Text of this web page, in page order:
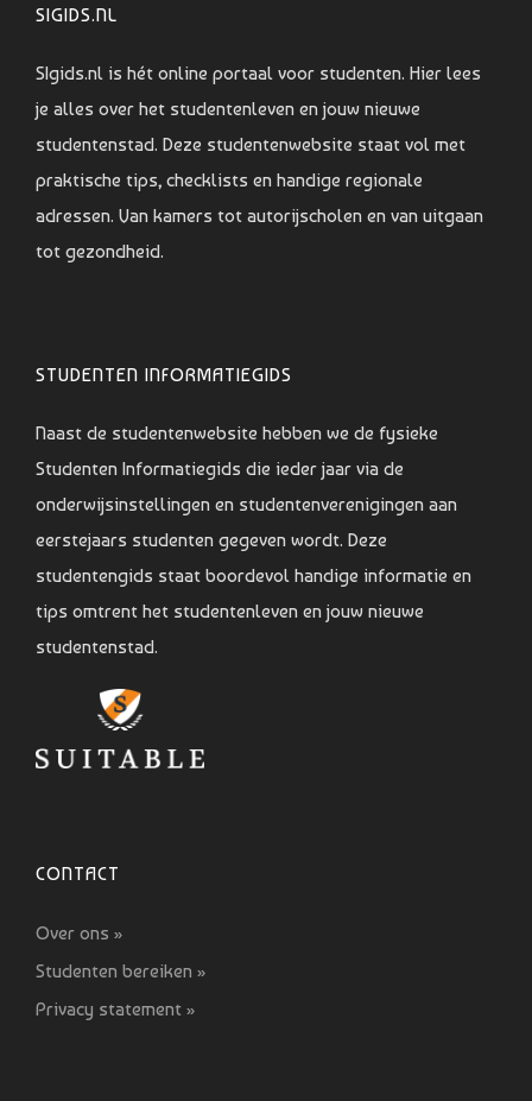
SIGIDS.NL
SIgids.nl is hét online portaal voor studenten. Hier lees
je alles over het studentenleven en jouw nieuwe
studentenstad. Deze studentenwebsite staat vol met
praktische tips, checklists en handige regionale
adressen. Van kamers tot autorijscholen en van uitgaan
tot gezondheid.
STUDENTEN INFORMATIEGIDS
Naast de studentenwebsite hebben we de fysieke
Studenten Informatiegids die ieder jaar via de
onderwijsinstellingen en studentenverenigingen aan
eerstejaars studenten gegeven wordt. Deze
studentengids staat boordevol handige informatie en
tips omtrent het studentenleven en jouw nieuwe
studentenstad.
CONTACT
Over ons »
Studenten bereiken »
Privacy statement »